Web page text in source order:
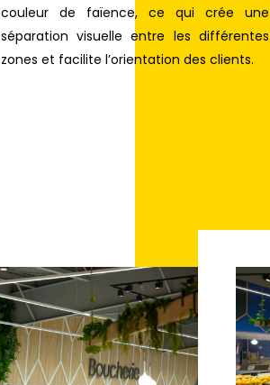
couleur de faïence, ce qui crée une
séparation visuelle entre les différentes
zones et facilite l’orientation des clients.